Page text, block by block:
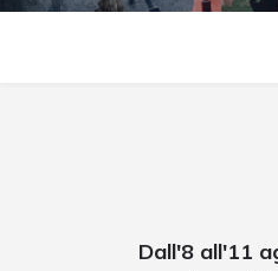
Dall'8 all'11